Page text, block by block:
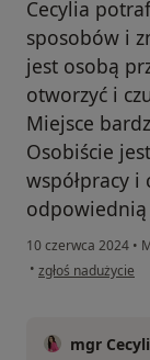
Cecylia
sposobów i
jest osobą
otworzyć i
Miejsce
Osobiście
współpracy i
10 czerwca 2024 •
• w opinii
zgłoś nadużycie
mgr